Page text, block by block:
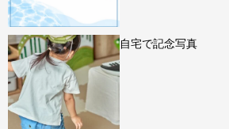
自宅で記念写真